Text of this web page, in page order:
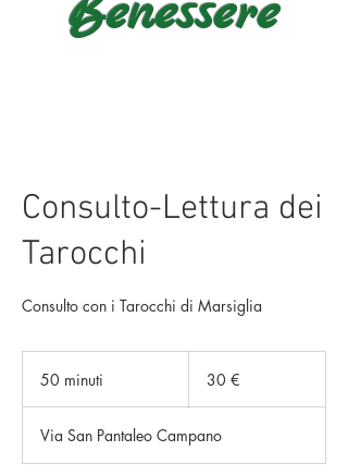
Benessere
Consulto-Lettura dei
Tarocchi
Consulto con i Tarocchi di Marsiglia
50 minuti
i
n
30 €
Via San Pantaleo Campano